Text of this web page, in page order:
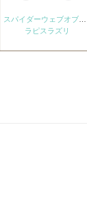
ラピスラズリ